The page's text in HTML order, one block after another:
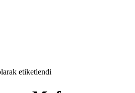
etiketlendi